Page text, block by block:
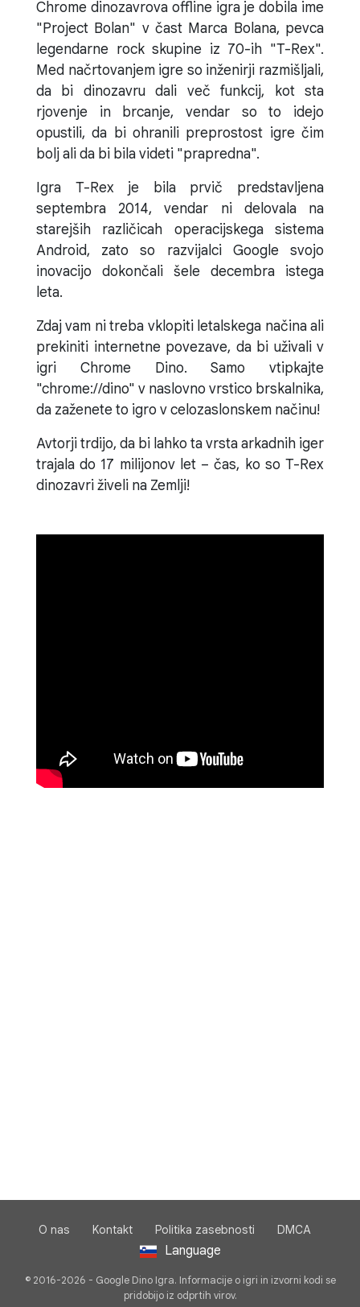
Chrome dinozavrova offline igra je dobila ime
"Project Bolan" v čast Marca Bolana, pevca
legendarne rock skupine iz 70-ih "T-Rex".
Med načrtovanjem igre so inženirji razmišljali,
da bi dinozavru dali več funkcij, kot sta
rjovenje in brcanje, vendar so to idejo
opustili, da bi ohranili preprostost igre čim
bolj ali da bi bila videti "prapredna".
Igra T-Rex je bila prvič predstavljena
septembra 2014, vendar ni delovala na
starejših različicah operacijskega sistema
Android, zato so razvijalci Google svojo
inovacijo dokončali šele decembra istega
leta.
Zdaj vam ni treba vklopiti letalskega načina ali
prekiniti internetne povezave, da bi uživali v
igri Chrome Dino. Samo vtipkajte
"chrome://dino" v naslovno vrstico brskalnika,
da zaženete to igro v celozaslonskem načinu!
Avtorji trdijo, da bi lahko ta vrsta arkadnih iger
trajala do 17 milijonov let – čas, ko so T-Rex
dinozavri živeli na Zemlji!
O nas Kontakt Politika zasebnosti DMCA
Language
© 2016-2026 - Google Dino Igra. Informacije o igri in izvorni kodi se
pridobijo iz odprtih virov.